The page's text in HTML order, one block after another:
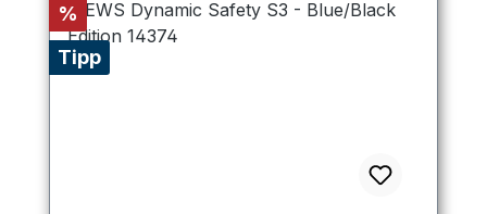
Rabatt
%
Tipp